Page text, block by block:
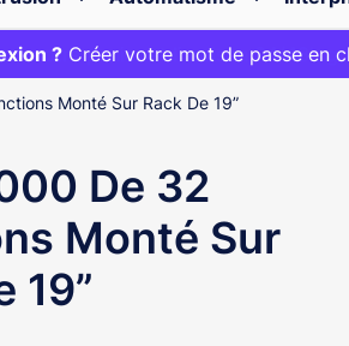
votre panier et livraison 24/48h
?Créer votre mot de passe en
Monté Sur Rack De 19”
De 32
Monté Sur
19”